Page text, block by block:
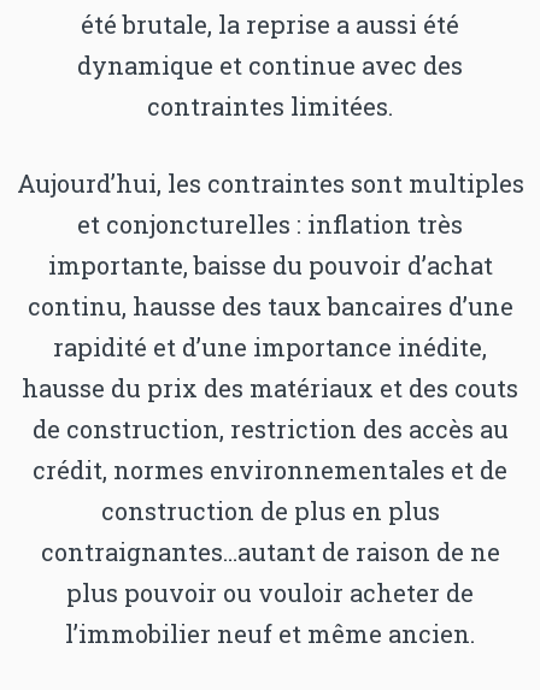
été brutale, la reprise a aussi été
dynamique et continue avec des
contraintes limitées.
Aujourd’hui, les contraintes sont multiples
et conjoncturelles : inflation très
importante, baisse du pouvoir d’achat
continu, hausse des taux bancaires d’une
rapidité et d’une importance inédite,
hausse du prix des matériaux et des couts
de construction, restriction des accès au
crédit, normes environnementales et de
construction de plus en plus
contraignantes…autant de raison de ne
plus pouvoir ou vouloir acheter de
l’immobilier neuf et même ancien.